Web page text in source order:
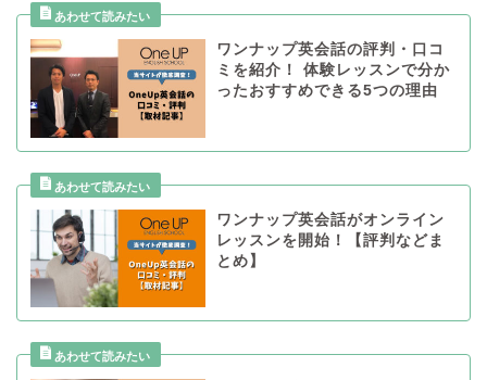
ワンナップ英会話の評判・口コ
ミを紹介！ 体験レッスンで分か
ったおすすめできる5つの理由
ワンナップ英会話がオンライン
レッスンを開始！【評判などま
とめ】